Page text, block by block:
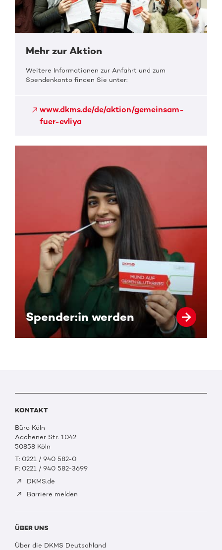
Mehr zur Aktion
Weitere Informationen zur Anfahrt und zum
Spendenkonto finden Sie unter:
www.dkms.de/de/aktion/gemeinsam-
fuer-evliya
Spender:in werden
KONTAKT
Büro Köln
Aachener Str. 1042
50858 Köln
T: 0221 / 940 582-0
F: 0221 / 940 582-3699
DKMS.de
Barriere melden
ÜBER UNS
Über die DKMS Deutschland